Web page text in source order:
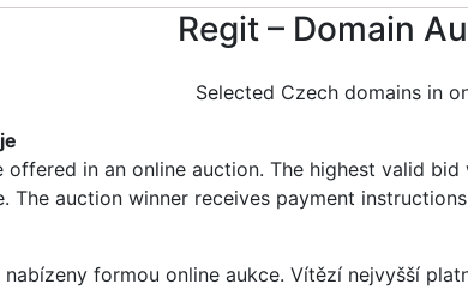
Regit – Domain
Selected Czech domains in
offered in an online auction. The highest valid
auction winner receives payment
formou online aukce. Vítězí nejvyšší